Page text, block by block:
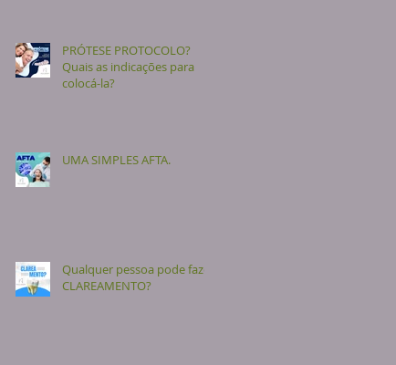
PRÓTESE PROTOCOLO?
Quais as indicações para
colocá-la?
UMA SIMPLES AFTA.
Qualquer pessoa pode fazer
CLAREAMENTO?